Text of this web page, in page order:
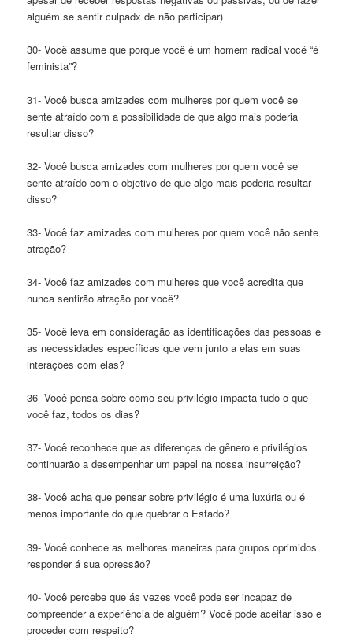
alguém se sentir culpadx de não participar)
30- Você assume que porque você é um homem radical você “é
feminista”?
31- Você busca amizades com mulheres por quem você se
sente atraído com a possibilidade de que algo mais poderia
resultar disso?
32- Você busca amizades com mulheres por quem você se
sente atraído com o objetivo de que algo mais poderia resultar
disso?
33- Você faz amizades com mulheres por quem você não sente
atração?
34- Você faz amizades com mulheres que você acredita que
nunca sentirão atração por você?
35- Você leva em consideração as identificações das pessoas e
as necessidades específicas que vem junto a elas em suas
interações com elas?
36- Você pensa sobre como seu privilégio impacta tudo o que
você faz, todos os dias?
37- Você reconhece que as diferenças de gênero e privilégios
continuarão a desempenhar um papel na nossa insurreição?
38- Você acha que pensar sobre privilégio é uma luxúria ou é
menos importante do que quebrar o Estado?
39- Você conhece as melhores maneiras para grupos oprimidos
responder á sua opressão?
40- Você percebe que ás vezes você pode ser incapaz de
compreender a experiência de alguém? Você pode aceitar isso e
proceder com respeito?